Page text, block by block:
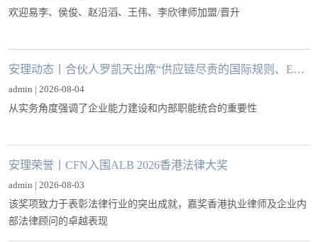
欢迎易李、侯俊、赵沿滔、王伟、李欣律师加盟/晋升
安理动态丨合伙人罗凯天出席“供应链尽责的国际规则、ESG挑战与救济之道”学术研讨会并作分享
admin | 2026-08-04
从实务角度强调了企业能力建设和内部职能统合的重要性
安理荣誉丨CFN入围ALB 2026香港法律大奖
admin | 2026-08-03
该奖项致力于表彰法律行业的突出成就，嘉奖香港执业律师及企业内
部法律顾问的卓越表现